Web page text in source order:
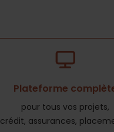
Plateforme
pour tous vos projets,
crédit, assurances,